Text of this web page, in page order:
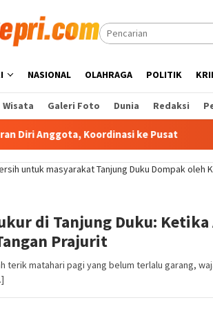
NASIONAL OLAHRAGA POLITIK
Wisata Galeri Foto Dunia Redaksi
Koordinasi ke Pusat Sekda
di Tanjung Duku:
Prajurit
terik matahari pagi yang belum terlalu garang,